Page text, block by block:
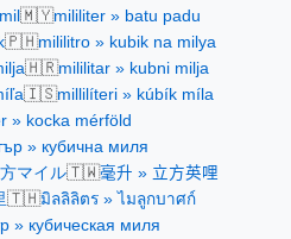
🇲🇾mililiter » batu padu
🇵🇭mililitro » kubik na milya
🇭🇷mililitar » kubni milja
🇮🇸millilíteri » kúbík míla
» kocka mérföld
» кубична миля
マイル🇹🇼毫升 » 立方英哩
🇹🇭มิลลิลิตร » ไมลูกบาศก์
» кубическая миля